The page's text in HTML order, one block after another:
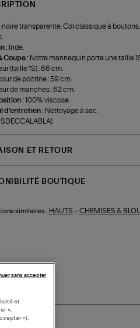
noire transparente. Col classique à
: Inde.
Coupe : Notre mannequin porte une taille
(taille 1S) : 66 cm.
de poitrine : 59 cm.
de manches : 62 cm.
:100% viscose.
d'entretien : Nettoyage à sec.
ET RETOUR
BOUTIQUE
similaires : HAUTS - CHEMISES &
et
»,
»).
sans accepter